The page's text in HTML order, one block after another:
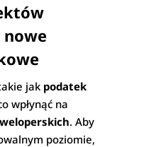
nowe
jak podatek
wpłynąć na
. Aby
poziomie,